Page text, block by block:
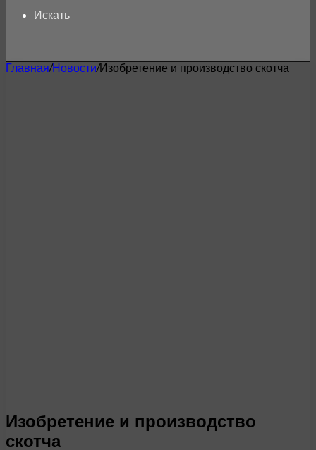
Искать
Главная/Новости/Изобретение и производство скотча
Изобретение и производство
скотча